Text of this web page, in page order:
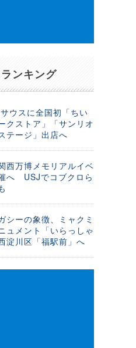
ンキング
ウスに全国初「ちい
クストア」「サンリオ
テージ」出店へ
西万博メモリアルイベ
へ USJでコブクロら
シーの象徴、ミャクミ
ュメント「いらっしゃ
淀川区「福駅前」へ